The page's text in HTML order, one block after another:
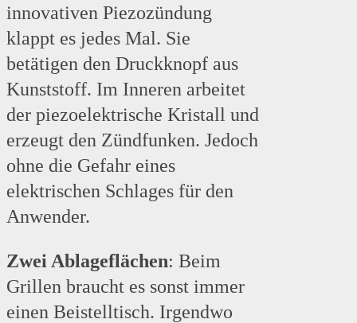
innovativen Piezozündung
klappt es jedes Mal. Sie
betätigen den Druckknopf aus
Kunststoff. Im Inneren arbeitet
der piezoelektrische Kristall und
erzeugt den Zündfunken. Jedoch
ohne die Gefahr eines
elektrischen Schlages für den
Anwender.
Zwei Ablageflächen: Beim
Grillen braucht es sonst immer
einen Beistelltisch. Irgendwo